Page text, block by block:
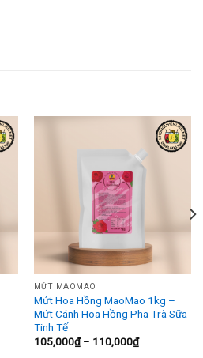
MỨT MAOMAO
Mứt Hoa Hồng MaoMao 1kg –
Mứt Cánh Hoa Hồng Pha Trà Sữa
Tinh Tế
105,000₫ – 110,000₫Khoảng
giá: